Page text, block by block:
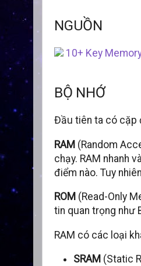
NGUỒN
10+ Key
BỘ NHỚ
Đầu tiên ta có cặp
RAM (Random
chạy. RAM nhanh
điểm nào. Tuy
ROM (Read-Only
tin quan trọng như
RAM có các loại
SRAM (Static